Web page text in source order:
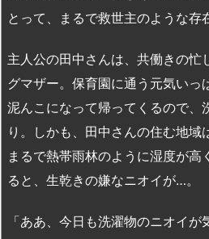
とって、まるで救世主のような存
主人公の田中さんは、共働きの忙
グマザー。保育園に通う元気いっ
泥んこになって帰ってくるので、
り。しかも、田中さんの住む地域
まるで熱帯雨林のように湿度が高
ると、生乾きの嫌なニオイが…。
「ああ、今日も洗濯物のニオイが